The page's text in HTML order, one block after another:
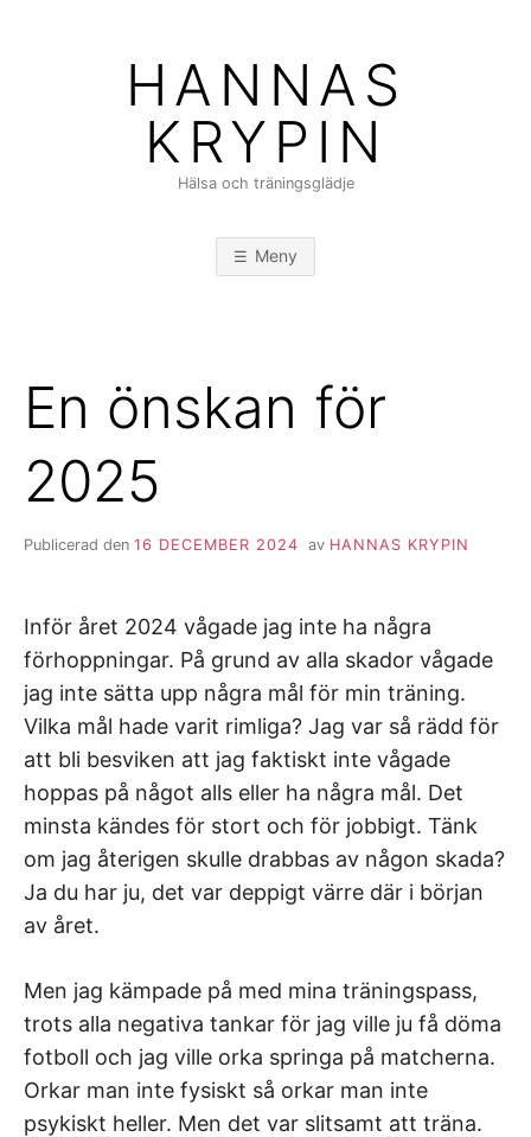
HANNAS
KRYPIN
Hälsa och träningsglädje
Meny
En önskan för
2025
Publicerad den 16 DECEMBER 2024 av HANNAS KRYPIN
Inför året 2024 vågade jag inte ha några
förhoppningar. På grund av alla skador vågade
jag inte sätta upp några mål för min träning.
Vilka mål hade varit rimliga? Jag var så rädd för
att bli besviken att jag faktiskt inte vågade
hoppas på något alls eller ha några mål. Det
minsta kändes för stort och för jobbigt. Tänk
om jag återigen skulle drabbas av någon skada?
Ja du har ju, det var deppigt värre där i början
av året.
Men jag kämpade på med mina träningspass,
trots alla negativa tankar för jag ville ju få döma
fotboll och jag ville orka springa på matcherna.
Orkar man inte fysiskt så orkar man inte
psykiskt heller. Men det var slitsamt att träna.